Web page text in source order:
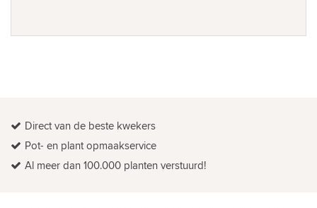
Direct van de beste kwekers
Pot- en plant opmaakservice
Al meer dan 100.000 planten verstuurd!